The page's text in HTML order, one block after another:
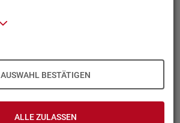
AUSWAHL BESTÄTIGEN
ALLE ZULASSEN